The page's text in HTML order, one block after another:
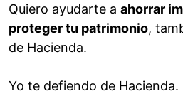
Quiero ayudarte a ahorrar
proteger tu patrimonio,
de Hacienda.
Yo te defiendo de Hacienda.